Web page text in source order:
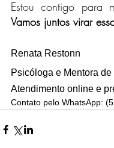
Vamos juntos virar
Renata Restonn
Psicóloga e Mentora
Atendimento online e
Contato pelo WhatsApp: